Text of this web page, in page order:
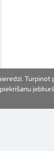
Turpinot